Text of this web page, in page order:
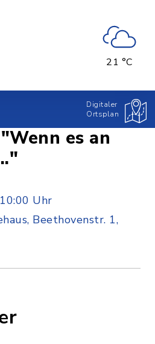
21 °C
Digitaler
Ortsplan
es an
10:00 Uhr
Beethovenstr. 1,